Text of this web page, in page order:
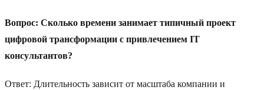
Вопрос: Сколько времени занимает типичный проект
цифровой трансформации с привлечением IT
консультантов?
Ответ: Длительность зависит от масштаба компании и